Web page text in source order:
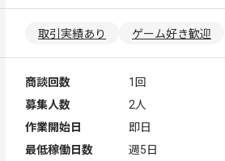
取引実績あり ゲーム好き歓迎
商談回数
1回
募集人数
2人
作業開始日
即日
最低稼働日数
週5日